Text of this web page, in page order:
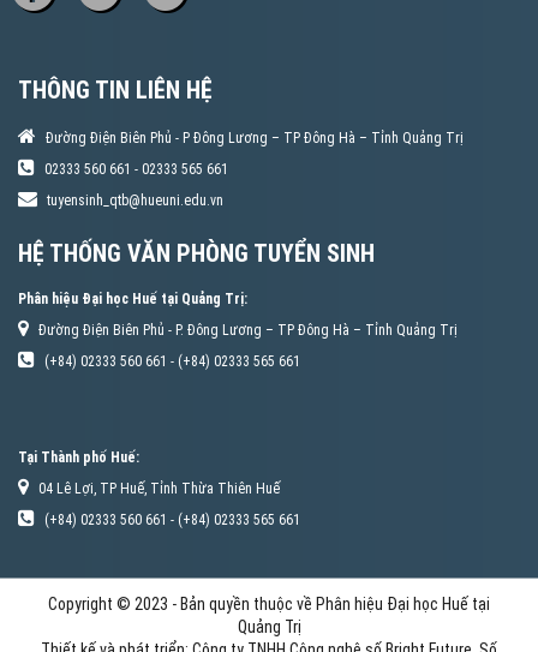
THÔNG TIN LIÊN HỆ
Đường Điện Biên Phủ - P Đông Lương – TP Đông Hà – Tỉnh Quảng Trị
02333 560 661 - 02333 565 661
tuyensinh_qtb@hueuni.edu.vn
HỆ THỐNG VĂN PHÒNG TUYỂN SINH
Phân hiệu Đại học Huế tại Quảng Trị:
Đường Điện Biên Phủ - P. Đông Lương – TP Đông Hà – Tỉnh Quảng Trị
(+84) 02333 560 661 - (+84) 02333 565 661
Tại Thành phố Huế:
04 Lê Lợi, TP Huế, Tỉnh Thừa Thiên Huế
(+84) 02333 560 661 - (+84) 02333 565 661
Copyright © 2023 - Bản quyền thuộc về Phân hiệu Đại học Huế tại
Quảng Trị